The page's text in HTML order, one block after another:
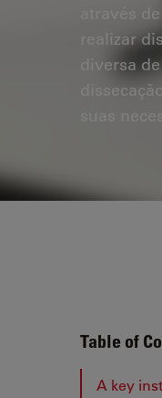
através
realizar
diversa
suas
Table of
A key